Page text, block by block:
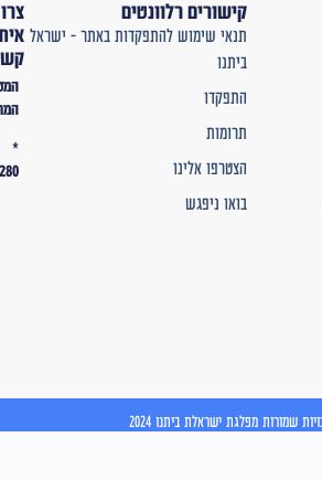
קישורים רלוונטים
תנאי שימוש להתפקדות באתר – ישראל
ביתנו
התפקדו
תרומות
הצטרפו אלינו
בואו ניפגש
צרו
איתנו
קשר
המטה
המרכזי
2280
שמורות מפלגת ישראלת ביתנו 2024